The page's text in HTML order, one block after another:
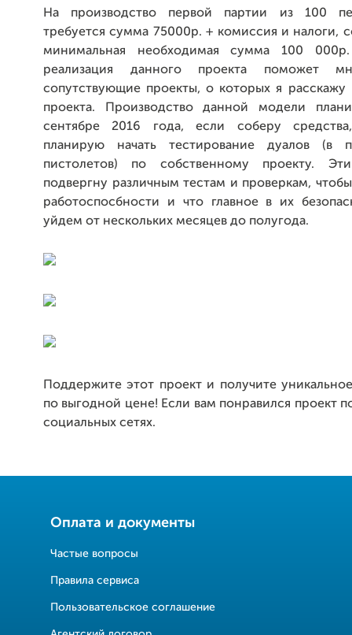
На производство первой партии из 100
требуется сумма 75000р. + комиссия и налоги,
минимальная необходимая сумма 100
реализация данного проекта поможет
сопутствующие проекты, о которых я расскажу
проекта. Производство данной модели
сентябре 2016 года, если соберу
планирую начать тестирование дуалов (в
пистолетов) по собственному проекту.
подвергну различным тестам и проверкам,
работоспосбности и что главное в их
уйдем от нескольких месяцев до полугода.
Поддержите этот проект и получите
по выгодной цене! Если вам понравился проект
социальных сетях.
Оплата и документы
Частые вопросы
Правила сервиса
Пользовательское соглашение